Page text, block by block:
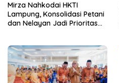
Mirza Nahkodai HKTI
Lampung, Konsolidasi Petani
dan Nelayan Jadi Prioritas